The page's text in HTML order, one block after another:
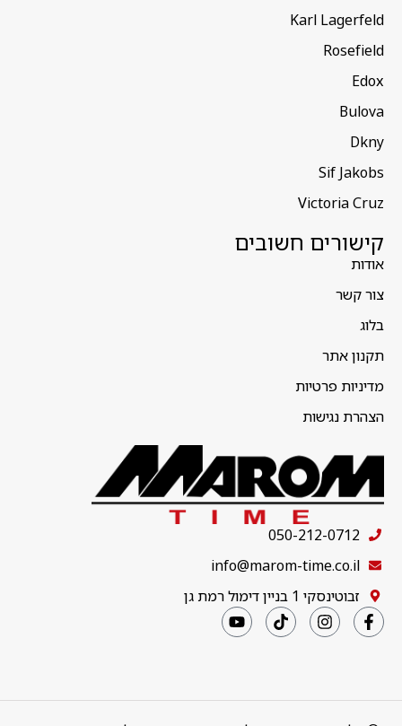
Karl Lagerfeld
Rosefield
Edox
Bulova
Dkny
Sif Jakobs
Victoria Cruz
קישורים חשובים
אודות
צור קשר
בלוג
תקנון אתר
מדיניות פרטיות
הצהרת נגישות
050-212-0712
info@marom-time.co.il
זבוטינסקי 1 בניין דימול רמת גן